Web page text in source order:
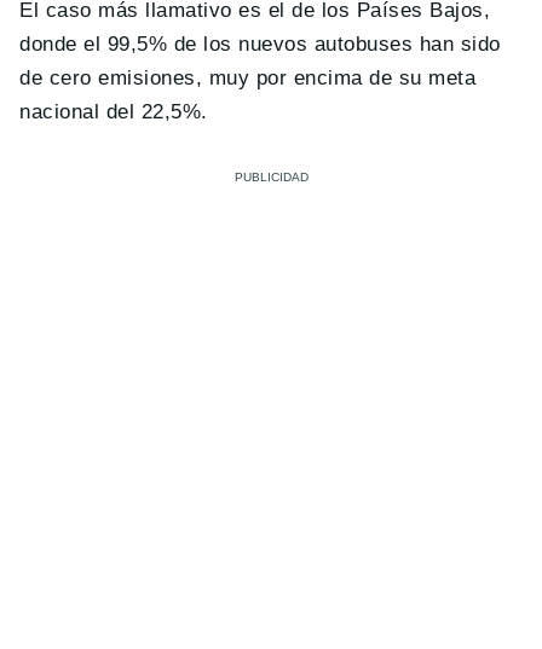
El caso más llamativo es el de los Países Bajos,
donde el 99,5% de los nuevos autobuses han sido
de cero emisiones, muy por encima de su meta
nacional del 22,5%.